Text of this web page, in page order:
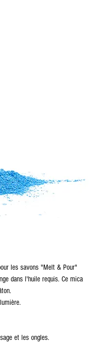
les savons "Melt & Pour"
dans l'huile requis. Ce mica
et les ongles.